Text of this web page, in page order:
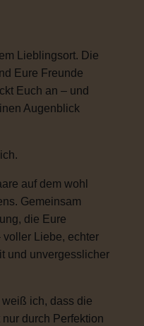
Lieblingsort. Die
Eure Freunde
Euch an – und
Augenblick
auf dem wohl
Gemeinsam
die Eure
Liebe, echter
und unvergesslicher
ich, dass die
durch Perfektion